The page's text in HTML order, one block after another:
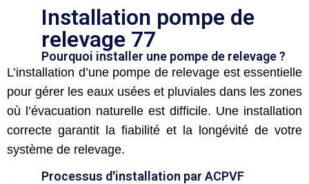
Installation pompe de
relevage 77
Pourquoi installer une pompe de relevage ?
L’installation d’une pompe de relevage est essentielle
pour gérer les eaux usées et pluviales dans les zones
où l’évacuation naturelle est difficile. Une installation
correcte garantit la fiabilité et la longévité de votre
système de relevage.
Processus d'installation par ACPVF